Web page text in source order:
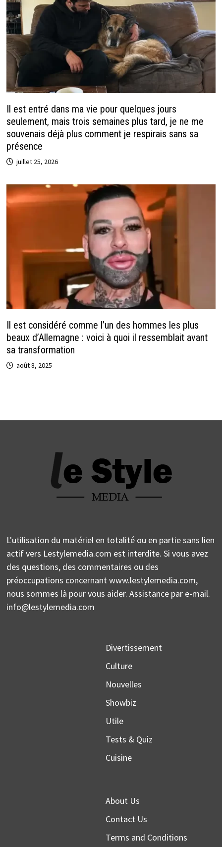
Il est entré dans ma vie pour quelques jours
seulement, mais trois semaines plus tard, je ne me
souvenais déjà plus comment je respirais sans sa
présence
juillet 25, 2026
Il est considéré comme l’un des hommes les plus
beaux d’Allemagne : voici à quoi il ressemblait avant
sa transformation
août 8, 2025
L'utilisation du matériel en totalité ou en partie sans lien
actif vers Lestylemedia.com est interdite. Si vous avez
des questions, des commentaires ou des
préoccupations concernant www.lestylemedia.com,
nous sommes là pour vous aider. Assistance par e-mail.
info@lestylemedia.com
Divertissement
Culture
Nouvelles
Showbiz
Utile
Tests & Quiz
Cuisine
About Us
Contact Us
Terms and Conditions